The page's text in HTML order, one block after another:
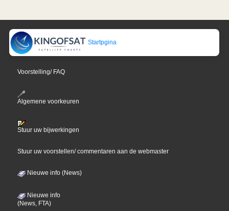
Startpgina
Voorstelling/ FAQ
Algemene voorkeuren
Stuur uw bijwerkingen
Stuur uw voorstellen/ commentaren aan de webmaster
Nieuwe info (News)
Nieuwe info
(News, FTA)